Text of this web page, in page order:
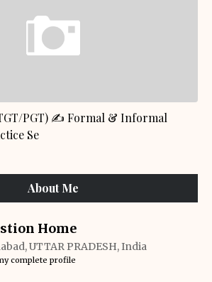
PGT) ✍️ Formal & Informal
Se
About Me
Home
UTTAR PRADESH, India
complete profile